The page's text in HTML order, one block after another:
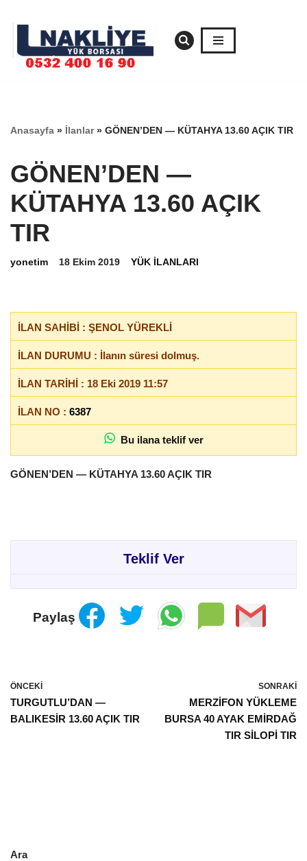
geç
Anasayfa » İlanlar» GÖNEN’DEN — KÜTAHYA 13.60 AÇIK TIR
GÖNEN’DEN —
KÜTAHYA 13.60 AÇIK
TIR
yonetim 18 Ekim 2019 YÜK İLANLARI
İLAN SAHİBİ : ŞENOL YÜREKLİ
İLAN DURUMU : İlanın süresi dolmuş.
İLAN TARİHİ : 18 Eki 2019 11:57
İLAN NO : 6387
Bu ilana teklif ver
GÖNEN’DEN — KÜTAHYA 13.60 AÇIK TIR
Teklif Ver
Paylaş
ÖNCEKI
TURGUTLU’DAN —
BALIKESİR 13.60 AÇIK TIR
SONRAKI
MERZİFON YÜKLEME
BURSA 40 AYAK EMİRDAĞ
TIR SİLOPİ TIR
Ara